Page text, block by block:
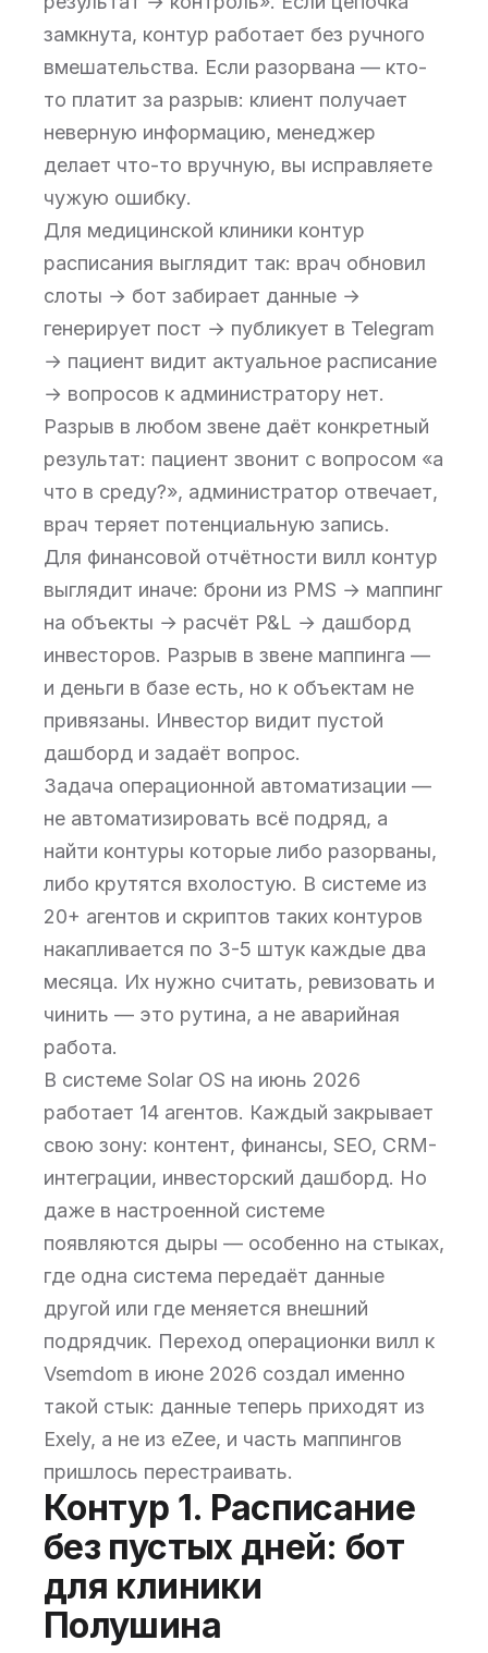
замкнута, контур работает без ручного
вмешательства. Если разорвана — кто-
то платит за разрыв: клиент получает
неверную информацию, менеджер
делает что-то вручную, вы исправляете
чужую ошибку.
Для медицинской клиники контур
расписания выглядит так: врач обновил
слоты → бот забирает данные →
генерирует пост → публикует в Telegram
→ пациент видит актуальное расписание
→ вопросов к администратору нет.
Разрыв в любом звене даёт конкретный
результат: пациент звонит с вопросом «а
что в среду?», администратор отвечает,
врач теряет потенциальную запись.
Для финансовой отчётности вилл контур
выглядит иначе: брони из PMS → маппинг
на объекты → расчёт P&L → дашборд
инвесторов. Разрыв в звене маппинга —
и деньги в базе есть, но к объектам не
привязаны. Инвестор видит пустой
дашборд и задаёт вопрос.
Задача операционной автоматизации —
не автоматизировать всё подряд, а
найти контуры которые либо разорваны,
либо крутятся вхолостую. В системе из
20+ агентов и скриптов таких контуров
накапливается по 3-5 штук каждые два
месяца. Их нужно считать, ревизовать и
чинить — это рутина, а не аварийная
работа.
В системе Solar OS на июнь 2026
работает 14 агентов. Каждый закрывает
свою зону: контент, финансы, SEO, CRM-
интеграции, инвесторский дашборд. Но
даже в настроенной системе
появляются дыры — особенно на стыках,
где одна система передаёт данные
другой или где меняется внешний
подрядчик. Переход операционки вилл к
Vsemdom в июне 2026 создал именно
такой стык: данные теперь приходят из
Exely, а не из eZee, и часть маппингов
пришлось перестраивать.
Контур 1. Расписание
без пустых дней: бот
для клиники
Полушина